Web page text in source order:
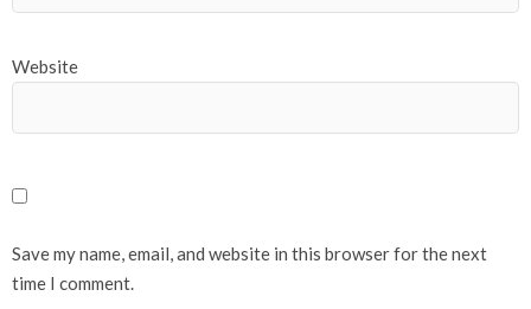
Website
Save my name, email, and website in this browser for the next
time I comment.